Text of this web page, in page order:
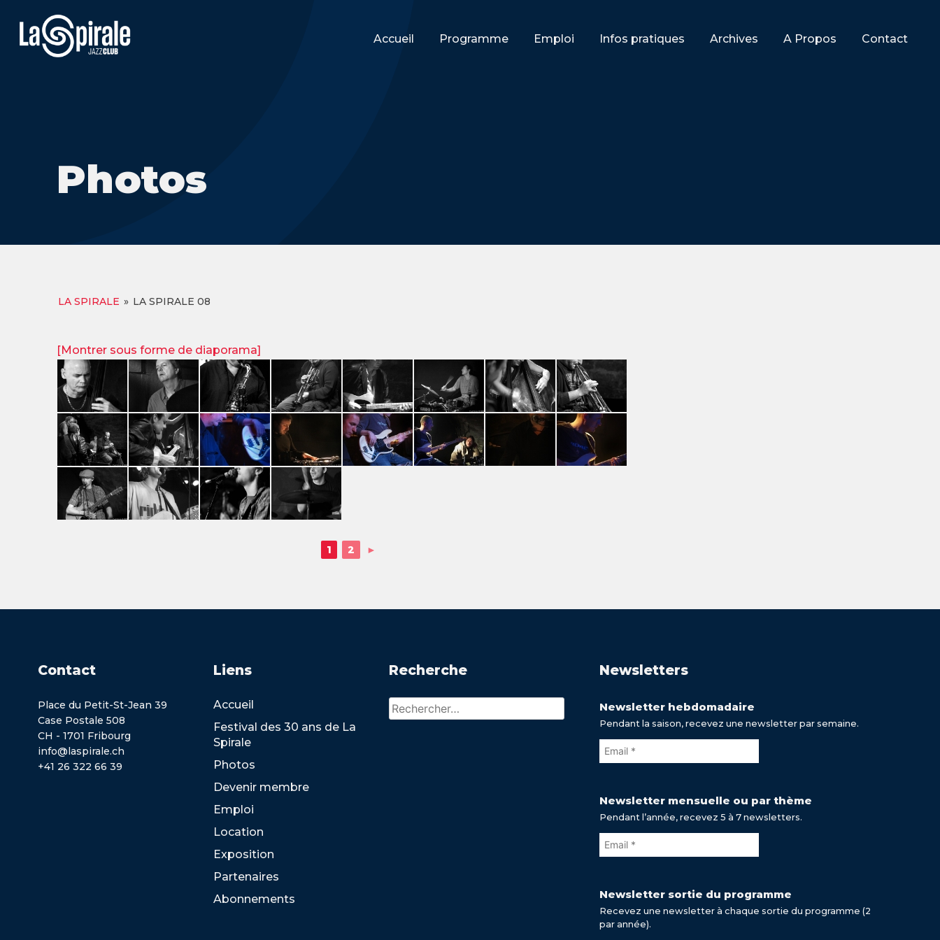
Accueil Programme Emploi Infos pratiques Archives A Propos Contact
Photos
LA SPIRALE » LA SPIRALE 08
[Montrer sous forme de diaporama]
1 2 ►
Contact
Place du Petit-St-Jean 39
Case Postale 508
CH - 1701 Fribourg
info@laspirale.ch
+41 26 322 66 39
Liens
Accueil
Festival des 30 ans de La
Spirale
Photos
Devenir membre
Emploi
Location
Exposition
Partenaires
Abonnements
Recherche
Rechercher :
Newsletters
Newsletter hebdomadaire
Pendant la saison, recevez une newsletter par semaine.
Newsletter mensuelle ou par thème
Pendant l’année, recevez 5 à 7 newsletters.
Newsletter sortie du programme
Recevez une newsletter à chaque sortie du programme (2
par année).